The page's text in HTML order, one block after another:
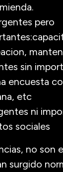
pero
sin
encuesta
etc
ni
sociales
no son
surgido